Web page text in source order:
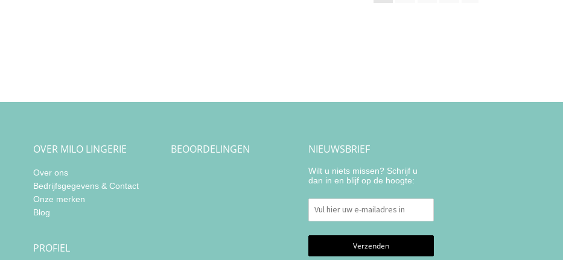
OVER MILO LINGERIE
Over ons
Bedrijfsgegevens & Contact
Onze merken
Blog
PROFIEL
BEOORDELINGEN NIEUWSBRIEF
Wilt u niets missen? Schrijf u
dan in en blijf op de hoogte: